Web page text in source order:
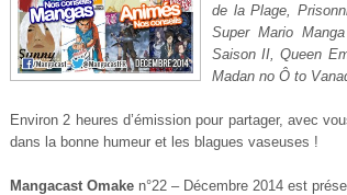
de la Plage,
Super Mario
Saison II, Queen
Madan no Ô to
Environ 2 heures d’émission pour partager, avec
dans la bonne humeur et les blagues vaseuses !
Mangacast Omake n°22 – Décembre 2014 est